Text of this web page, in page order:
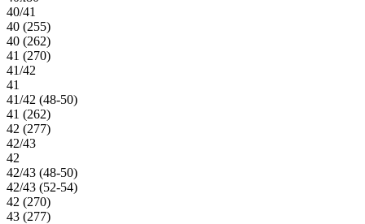
40/41
40 (255)
40 (262)
41 (270)
41/42
41
41/42 (48-50)
41 (262)
42 (277)
42/43
42
42/43 (48-50)
42/43 (52-54)
42 (270)
43 (277)